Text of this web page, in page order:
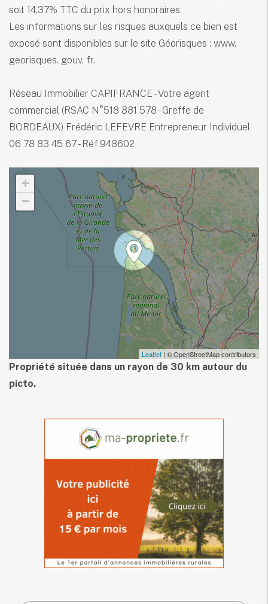
+
−
Leaflet | © OpenStreetMap contributors
Propriété située dans un rayon de 30 km autour du
picto.
soit 14,37% TTC du prix hors honoraires.
Les informations sur les risques auxquels ce bien est
exposé sont disponibles sur le site Géorisques : www.
georisques. gouv. fr.
Réseau Immobilier CAPIFRANCE - Votre agent
commercial (RSAC N°518 881 578 - Greffe de
BORDEAUX) Frédéric LEFEVRE Entrepreneur Individuel
06 78 83 45 67 - Réf.948602